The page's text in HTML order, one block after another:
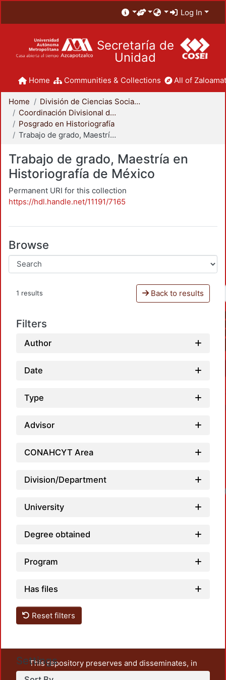
Log In
Secretaría de
Unidad
Home Communities & Collections All of
Home
División de Ciencias Sociales y Humanidades
Coordinación Divisional de Posgrado
Posgrado en Historiografía
Trabajo de grado, Maestría en Historiografía de México
Trabajo de grado, Maestría en
Historiografía de México
Permanent URI for this collection
https://hdl.handle.net/11191/7165
Browse
1 results Back to results
Filters
Author
Date
Type
Advisor
CONAHCYT Area
Division/Department
University
Degree obtained
Program
Has files
Reset filters
Settings
This repository preserves and disseminates, in
unrestricted open access, the teaching and research